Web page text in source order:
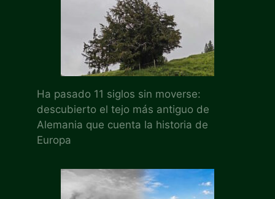
Ha pasado 11 siglos sin moverse:
descubierto el tejo más antiguo de
Alemania que cuenta la historia de
Europa